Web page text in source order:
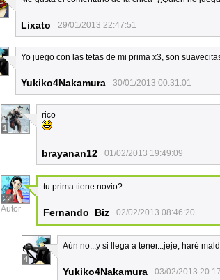
Lixato 29/01/2013 22:47:51
Yo juego con las tetas de mi prima x3, son
Yukiko4Nakamura 30/01/2013 00:31:01
1
rico
brayanan12 01/02/2013 19:49:09
22
Autor
tu prima tiene novio?
Fernando_Biz 02/02/2013 08:46:20
4
Aún no...y si llega a tener...jeje, haré
Yukiko4Nakamura 03/02/2013